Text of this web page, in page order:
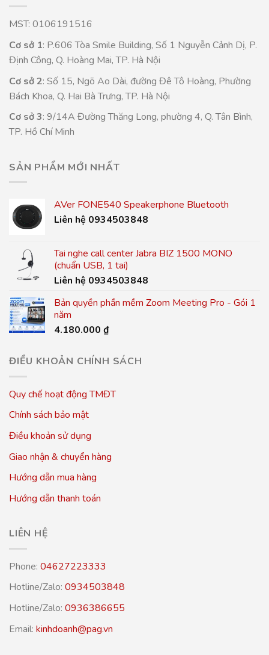
MST: 0106191516
Cơ sở 1: P.606 Tòa Smile Building, Số 1 Nguyễn Cảnh Dị, P.
Định Công, Q. Hoàng Mai, TP. Hà Nội
Cơ sở 2: Số 15, Ngõ Ao Dài, đường Đê Tô Hoàng, Phường
Bách Khoa, Q. Hai Bà Trưng, TP. Hà Nội
Cơ sở 3: 9/14A Đường Thăng Long, phường 4, Q. Tân Bình,
TP. Hồ Chí Minh
SẢN PHẨM MỚI NHẤT
AVer FONE540 Speakerphone Bluetooth
Liên hệ 0934503848
Tai nghe call center Jabra BIZ 1500 MONO
(chuẩn USB, 1 tai)
Liên hệ 0934503848
Bản quyền phần mềm Zoom Meeting Pro - Gói 1
năm
4.180.000 ₫
ĐIỀU KHOẢN CHÍNH SÁCH
Quy chế hoạt động TMĐT
Chính sách bảo mật
Điều khoản sử dụng
Giao nhận & chuyển hàng
Hướng dẫn mua hàng
Hướng dẫn thanh toán
LIÊN HỆ
Phone: 04627223333
Hotline/Zalo: 0934503848
Hotline/Zalo: 0936386655
Email: kinhdoanh@pag.vn